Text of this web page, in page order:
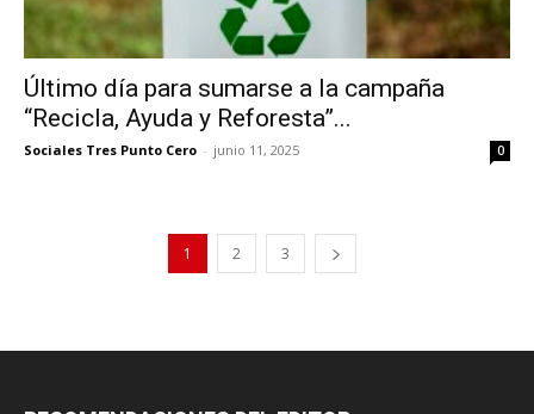
Último día para sumarse a la campaña
“Recicla, Ayuda y Reforesta”...
Sociales Tres Punto Cero - junio 11, 2025 0
1 2 3